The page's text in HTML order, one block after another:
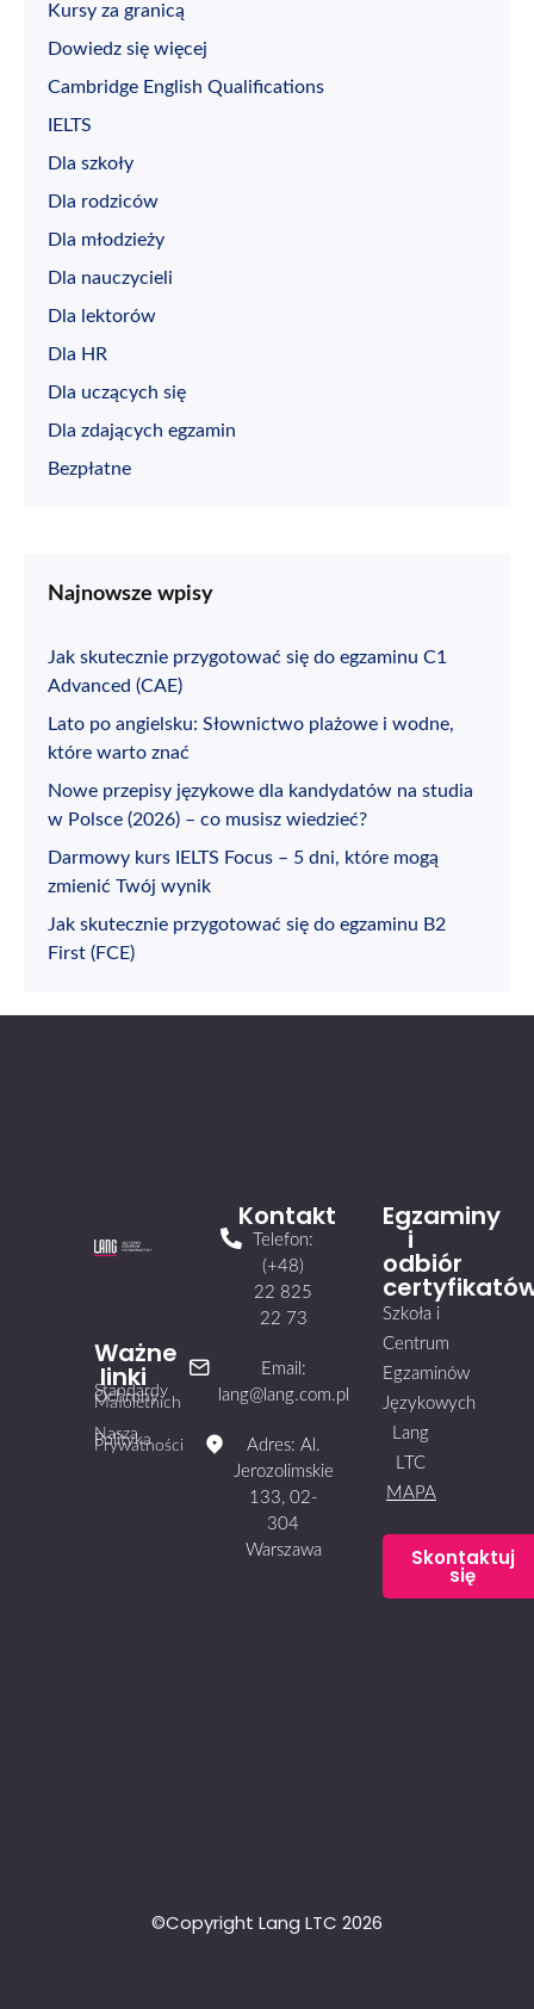
Kursy za granicą
Dowiedz się więcej
Cambridge English Qualifications
IELTS
Dla szkoły
Dla rodziców
Dla młodzieży
Dla nauczycieli
Dla lektorów
Dla HR
Dla uczących się
Dla zdających egzamin
Bezpłatne
Najnowsze wpisy
Jak skutecznie przygotować się do egzaminu C1
Advanced (CAE)
Lato po angielsku: Słownictwo plażowe i wodne,
które warto znać
Nowe przepisy językowe dla kandydatów na studia
w Polsce (2026) – co musisz wiedzieć?
Darmowy kurs IELTS Focus – 5 dni, które mogą
zmienić Twój wynik
Jak skutecznie przygotować się do egzaminu B2
First (FCE)
Ważne
linki
Standardy
Ochrony
Małoletnich
Nasza
Polityka
Prywatności
Kontakt
Telefon:
(+48)
22 825
22 73
Email:
lang@lang.com.pl
Adres: Al.
Jerozolimskie
133, 02-
304
Warszawa
Egzaminy
i
odbiór
Szkoła i
Centrum
Egzaminów
Językowych
Lang
LTC
MAPA
Skontaktuj
się
©Copyright Lang LTC 2026